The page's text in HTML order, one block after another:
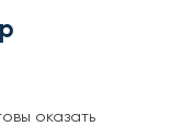
оказать